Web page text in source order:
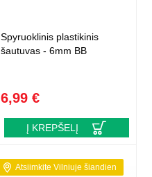
Spyruoklinis plastikinis
šautuvas - 6mm BB
6,99 €
Į KREPŠELĮ
Atsiimkite Vilniuje šiandien